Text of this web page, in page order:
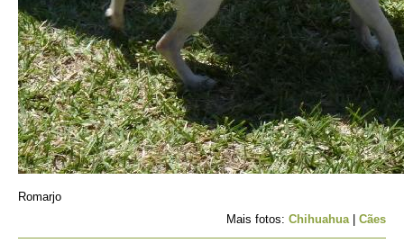
Romarjo
Mais fotos: Chihuahua| Cães